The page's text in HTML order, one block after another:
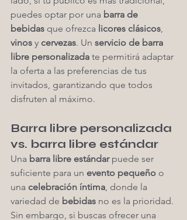
puedes optar por una barra de
bebidas que ofrezca licores clásicos,
vinos y cervezas. Un servicio de barra
libre personalizada te permitirá adaptar
la oferta a las preferencias de tus
invitados, garantizando que todos
disfruten al máximo.
Barra libre personalizada
vs. barra libre estándar
Una barra libre estándar puede ser
suficiente para un evento pequeño o
una celebración íntima, donde la
variedad de bebidas no es la prioridad.
Sin embargo, si buscas ofrecer una